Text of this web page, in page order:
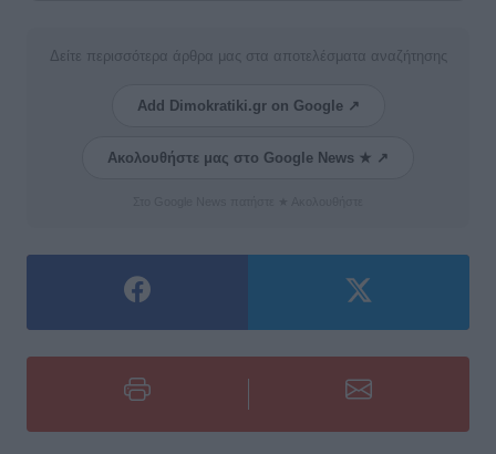
Δείτε περισσότερα άρθρα μας στα αποτελέσματα αναζήτησης
Add Dimokratiki.gr on Google ↗
Ακολουθήστε μας στο Google News ★ ↗